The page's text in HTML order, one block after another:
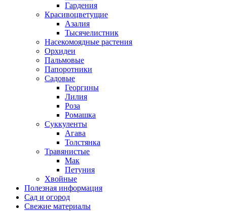
Гардения
Красивоцветущие
Азалия
Тысячелистник
Насекомоядные растения
Орхидеи
Пальмовые
Папоротники
Садовые
Георгины
Лилия
Роза
Ромашка
Суккуленты
Агава
Толстянка
Травянистые
Мак
Петуния
Хвойные
Полезная информация
Сад и огород
Свежие материалы